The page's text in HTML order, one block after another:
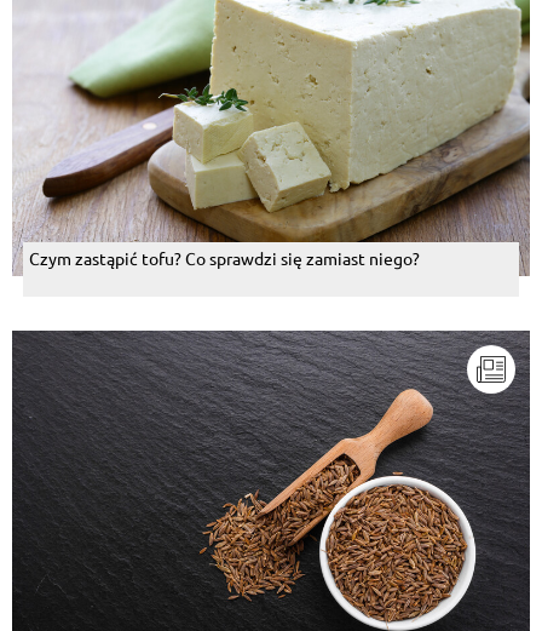
Czym zastąpić tofu? Co sprawdzi się zamiast niego?